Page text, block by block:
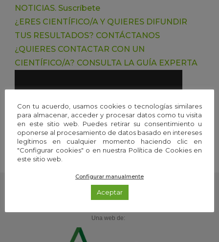
NOTICIAS. Suscríbete
¿ERES CIENTÍFICO/A Y QUIERES DIFUNDIR
TUS RESULTADOS? CONTÁCTANOS
¿QUIERES CONTACTAR CON UN
CIENTÍFICO/A? CONSULTA LA GUÍA EXPERTA
Una web de:
Con tu acuerdo, usamos cookies o tecnologías similares
para almacenar, acceder y procesar datos como tu visita
en este sitio web. Puedes retirar su consentimiento u
oponerse al procesamiento de datos basado en intereses
legítimos en cualquier momento haciendo clic en
"Configurar cookies" o en nuestra Política de Cookies en
este sitio web.
Configurar manualmente
Aceptar